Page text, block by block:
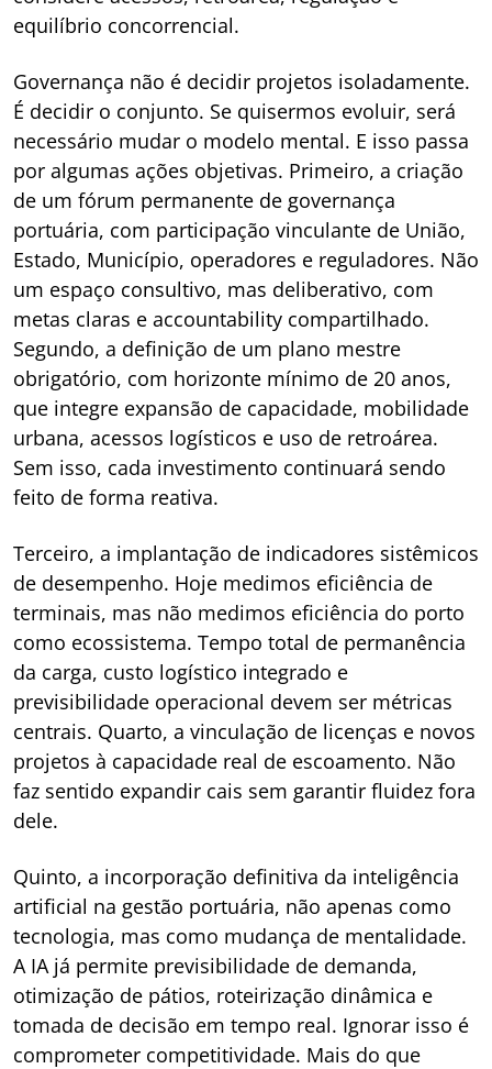
equilíbrio concorrencial.
Governança não é decidir projetos isoladamente.
É decidir o conjunto. Se quisermos evoluir, será
necessário mudar o modelo mental. E isso passa
por algumas ações objetivas. Primeiro, a criação
de um fórum permanente de governança
portuária, com participação vinculante de União,
Estado, Município, operadores e reguladores. Não
um espaço consultivo, mas deliberativo, com
metas claras e accountability compartilhado.
Segundo, a definição de um plano mestre
obrigatório, com horizonte mínimo de 20 anos,
que integre expansão de capacidade, mobilidade
urbana, acessos logísticos e uso de retroárea.
Sem isso, cada investimento continuará sendo
feito de forma reativa.
Terceiro, a implantação de indicadores sistêmicos
de desempenho. Hoje medimos eficiência de
terminais, mas não medimos eficiência do porto
como ecossistema. Tempo total de permanência
da carga, custo logístico integrado e
previsibilidade operacional devem ser métricas
centrais. Quarto, a vinculação de licenças e novos
projetos à capacidade real de escoamento. Não
faz sentido expandir cais sem garantir fluidez fora
dele.
Quinto, a incorporação definitiva da inteligência
artificial na gestão portuária, não apenas como
tecnologia, mas como mudança de mentalidade.
A IA já permite previsibilidade de demanda,
otimização de pátios, roteirização dinâmica e
tomada de decisão em tempo real. Ignorar isso é
comprometer competitividade. Mais do que